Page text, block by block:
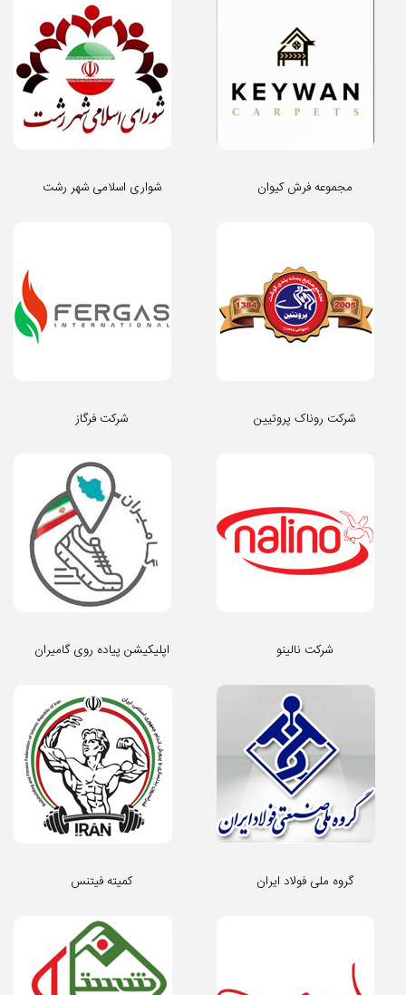
شواری اسلامی شهر رشت مجموعه فرش کیوان
شرکت فرگاز شرکت روناک پروتیین
اپلیکیشن پیاده روی گامیران شرکت نالینو
کمیته فیتنس گروه ملی فولاد ایران